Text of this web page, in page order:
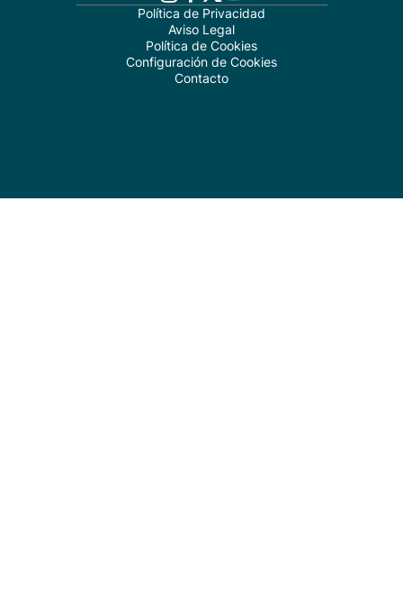
Política de Privacidad
Aviso Legal
Política de Cookies
Configuración de Cookies
Contacto